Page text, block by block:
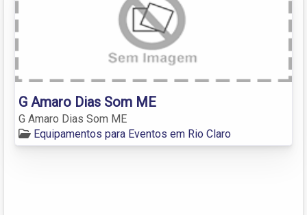
G Amaro Dias Som ME
G Amaro Dias Som ME
Equipamentos para Eventos em Rio Claro